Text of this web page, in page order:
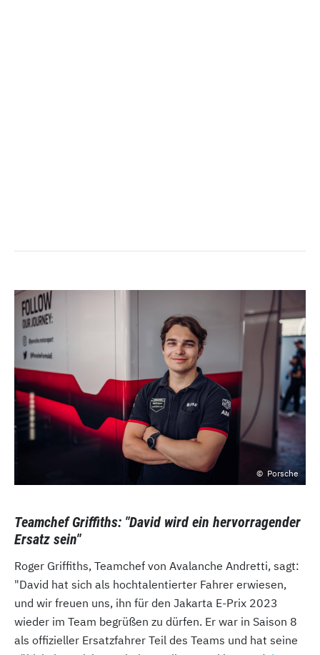
Porsche
Teamchef Griffiths: "David wird ein hervorragender
Ersatz sein"
Roger Griffiths, Teamchef von Avalanche Andretti, sagt:
"David hat sich als hochtalentierter Fahrer erwiesen,
und wir freuen uns, ihn für den Jakarta E-Prix 2023
wieder im Team begrüßen zu dürfen. Er war in Saison 8
als offizieller Ersatzfahrer Teil des Teams und hat seine